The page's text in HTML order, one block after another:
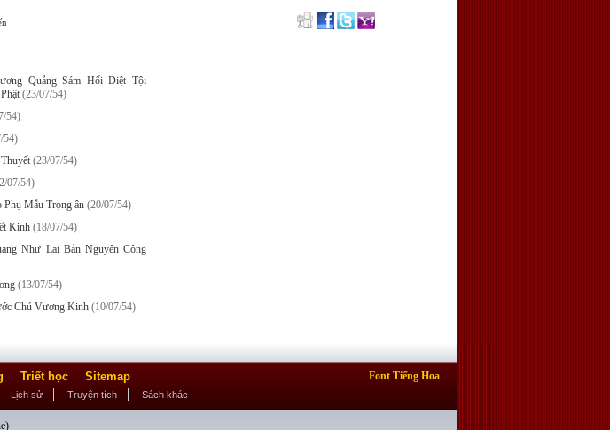
Quảng Sám Hối Diệt Tội
(23/07/54)
54)
54)
(23/07/54)
07/54)
Mẫu Trọng ân (20/07/54)
Kinh (18/07/54)
Như Lai Bản Nguyện Công
(13/07/54)
Chú Vương Kinh (10/07/54)
Triết học Sitemap Font Tiếng Hoa
Lịch sử Truyện tích Sách khác